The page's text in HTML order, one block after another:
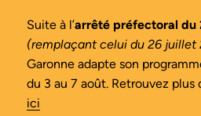
Suite à l’arrêté préfectoral du
(remplaçant celui du 26 juillet
Garonne adapte son
du 3 au 7 août. Retrouvez plus
ici